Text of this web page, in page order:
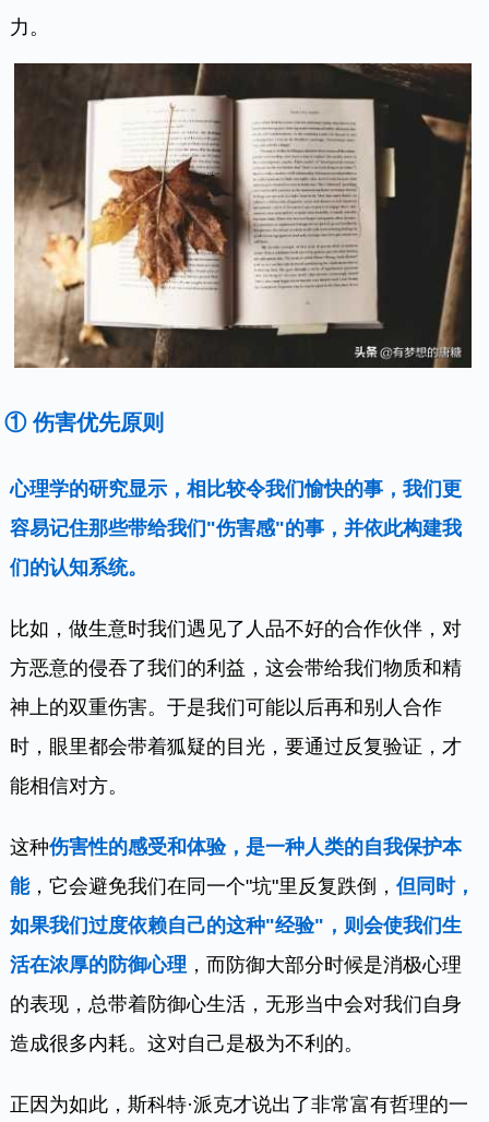
力。
① 伤害优先原则
心理学的研究显示，相比较令我们愉快的事，我们更
容易记住那些带给我们"伤害感"的事，并依此构建我
们的认知系统。
比如，做生意时我们遇见了人品不好的合作伙伴，对
方恶意的侵吞了我们的利益，这会带给我们物质和精
神上的双重伤害。于是我们可能以后再和别人合作
时，眼里都会带着狐疑的目光，要通过反复验证，才
能相信对方。
这种伤害性的感受和体验，是一种人类的自我保护本
能，它会避免我们在同一个"坑"里反复跌倒，但同时，
如果我们过度依赖自己的这种"经验"，则会使我们生
活在浓厚的防御心理 ，而防御大部分时候是消极心理
的表现，总带着防御心生活，无形当中会对我们自身
造成很多内耗。这对自己是极为不利的。
正因为如此，斯科特·派克才说出了非常富有哲理的一